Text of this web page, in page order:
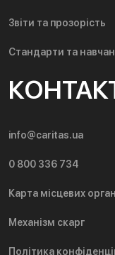
Звіти та прозорість
Стандарти та
info@caritas.ua
0 800 336 734
Карта місцевих
Механізм скарг
Політика